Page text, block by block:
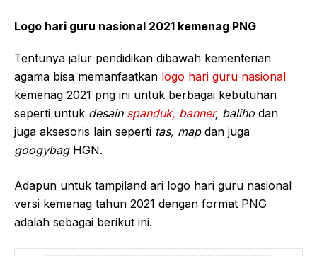
Logo hari guru nasional 2021 kemenag PNG
Tentunya jalur pendidikan dibawah kementerian
agama bisa memanfaatkan logo hari guru nasional
kemenag 2021 png ini untuk berbagai kebutuhan
seperti untuk desain spanduk, banner, baliho dan
juga aksesoris lain seperti tas, mapdan juga
googybagHGN.
Adapun untuk tampiland ari logo hari guru nasional
versi kemenag tahun 2021 dengan format PNG
adalah sebagai berikut ini.